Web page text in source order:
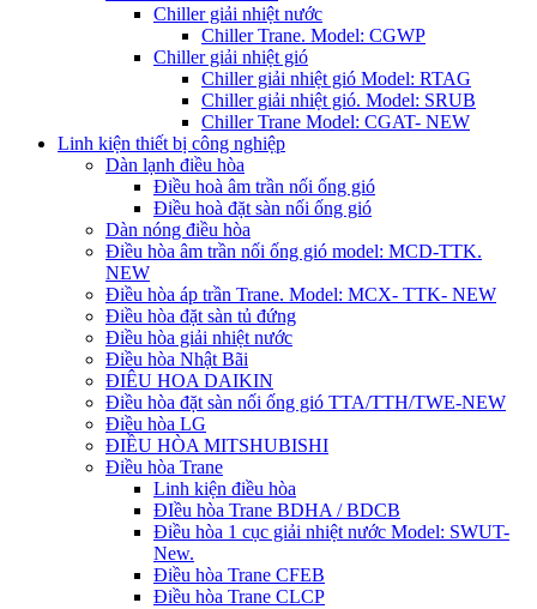
Chiller giải nhiệt nước
Chiller Trane. Model: CGWP
Chiller giải nhiệt gió
Chiller giải nhiệt gió Model: RTAG
Chiller giải nhiệt gió. Model: SRUB
Chiller Trane Model: CGAT- NEW
Linh kiện thiết bị công nghiệp
Dàn lạnh điều hòa
Điều hoà âm trần nối ống gió
Điều hoà đặt sàn nối ống gió
Dàn nóng điều hòa
Điều hòa âm trần nối ống gió model: MCD-TTK.
NEW
Điều hòa áp trần Trane. Model: MCX- TTK- NEW
Điều hòa đặt sàn tủ đứng
Điều hòa giải nhiệt nước
Điều hòa Nhật Bãi
ĐIÊU HOA DAIKIN
Điều hòa đặt sàn nối ống gió TTA/TTH/TWE-NEW
Điều hòa LG
ĐIỀU HÒA MITSHUBISHI
Điều hòa Trane
Linh kiện điều hòa
ĐIều hòa Trane BDHA / BDCB
Điều hòa 1 cục giải nhiệt nước Model: SWUT-
New.
Điều hòa Trane CFEB
Điều hòa Trane CLCP